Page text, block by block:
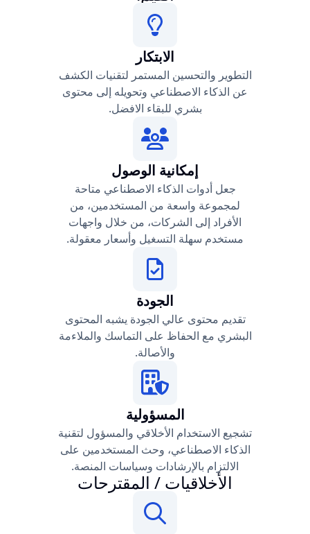
الابتكار
التطوير والتحسين المستمر لتقنيات الكشف
عن الذكاء الاصطناعي وتحويله إلى محتوى
بشري للبقاء الافضل.
إمكانية الوصول
جعل أدوات الذكاء الاصطناعي متاحة
لمجموعة واسعة من المستخدمين، من
الأفراد إلى الشركات، من خلال واجهات
مستخدم سهلة التسغيل وأسعار معقولة.
الجودة
تقديم محتوى عالي الجودة يشبه المحتوى
البشري مع الحفاظ على التماسك والملاءمة
والأصالة.
المسؤولية
تشجيع الاستخدام الأخلاقي والمسؤول لتقنية
الذكاء الاصطناعي، وحث المستخدمين على
الالتزام بالإرشادات وسياسات المنصة.
الأخلاقيات / المقترحات